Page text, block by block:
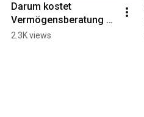
Darum kostet
Vermögensberatung
ein Vermögen
2.3K views